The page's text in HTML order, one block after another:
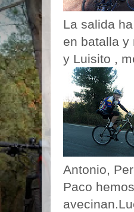
La salida
en batalla y
y Luisito ,
Antonio,
Paco